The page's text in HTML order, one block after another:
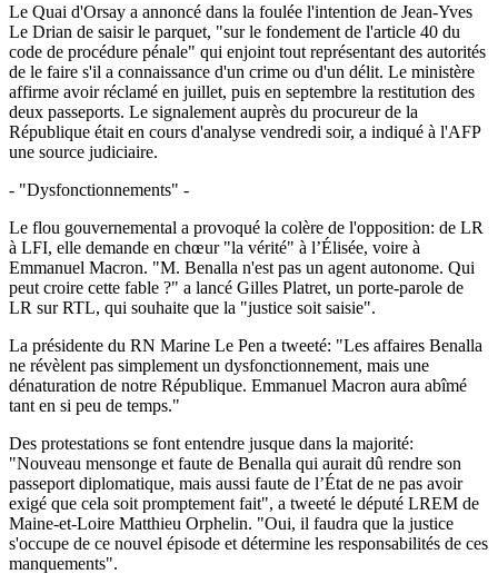
Le Quai d'Orsay a annoncé dans la foulée l'intention de Jean-Yves
Le Drian de saisir le parquet, "sur le fondement de l'article 40 du
code de procédure pénale" qui enjoint tout représentant des autorités
de le faire s'il a connaissance d'un crime ou d'un délit. Le ministère
affirme avoir réclamé en juillet, puis en septembre la restitution des
deux passeports. Le signalement auprès du procureur de la
République était en cours d'analyse vendredi soir, a indiqué à l'AFP
une source judiciaire.
- "Dysfonctionnements" -
Le flou gouvernemental a provoqué la colère de l'opposition: de LR
à LFI, elle demande en chœur "la vérité" à l’Élisée, voire à
Emmanuel Macron. "M. Benalla n'est pas un agent autonome. Qui
peut croire cette fable ?" a lancé Gilles Platret, un porte-parole de
LR sur RTL, qui souhaite que la "justice soit saisie".
La présidente du RN Marine Le Pen a tweeté: "Les affaires Benalla
ne révèlent pas simplement un dysfonctionnement, mais une
dénaturation de notre République. Emmanuel Macron aura abîmé
tant en si peu de temps."
Des protestations se font entendre jusque dans la majorité:
"Nouveau mensonge et faute de Benalla qui aurait dû rendre son
passeport diplomatique, mais aussi faute de l’État de ne pas avoir
exigé que cela soit promptement fait", a tweeté le député LREM de
Maine-et-Loire Matthieu Orphelin. "Oui, il faudra que la justice
s'occupe de ce nouvel épisode et détermine les responsabilités de ces
manquements".